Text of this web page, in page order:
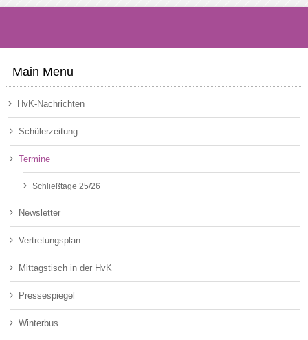
Main Menu
HvK-Nachrichten
Schülerzeitung
Termine
Schließtage 25/26
Newsletter
Vertretungsplan
Mittagstisch in der HvK
Pressespiegel
Winterbus